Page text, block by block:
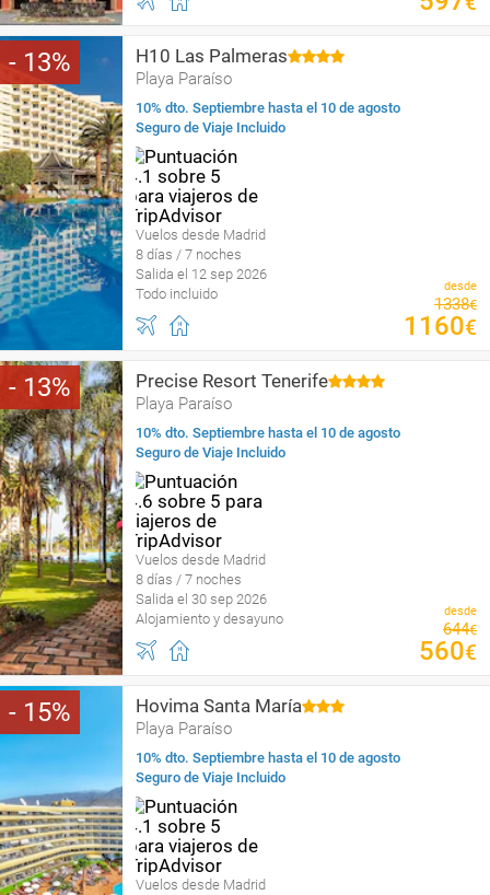
13 H10 Las Palmeras
Playa Paraíso
10% dto. Septiembre hasta el 10 de agosto
Seguro de Viaje Incluido
Vuelos desde Madrid
8 días / 7 noches
Salida el 12 sep 2026
Todo incluido
desde
1338€
1160€
13 Precise Resort Tenerife
Playa Paraíso
10% dto. Septiembre hasta el 10 de agosto
Seguro de Viaje Incluido
Vuelos desde Madrid
8 días / 7 noches
Salida el 30 sep 2026
Alojamiento y desayuno
desde
644€
560€
15 Hovima Santa María
Playa Paraíso
10% dto. Septiembre hasta el 10 de agosto
Seguro de Viaje Incluido
Vuelos desde Madrid